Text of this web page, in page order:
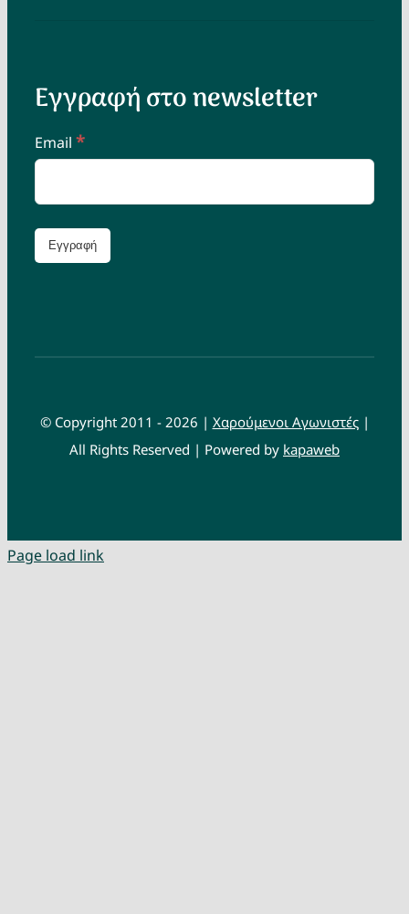
Εγγραφή στο newsletter
Email *
© Copyright 2011 - 2026 | Χαρούμενοι Αγωνιστές|
All Rights Reserved | Powered by kapaweb
Page load link